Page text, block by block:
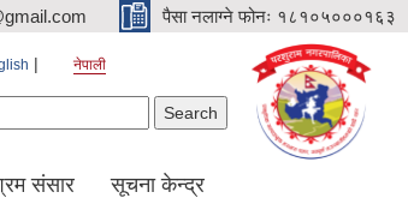
पैसा नलाग्ने फोनः १८१०५०००१६३
नेपाली
संसार सूचना केन्द्र